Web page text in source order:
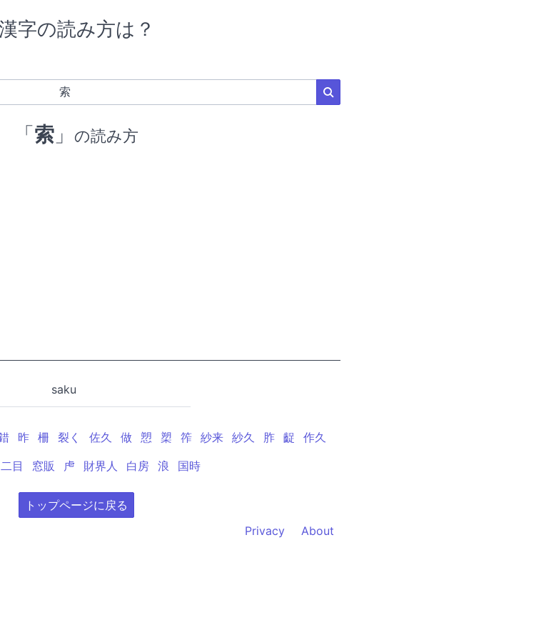
字の読み方は？
「索 」 の読み方
saku
昨 柵 裂く 佐久 做 愬 槊 筰 紗来 紗久 胙 齪
作久
二目 窓販 虍 財界人 白房 浪 国時
トップページに戻る
Privacy About